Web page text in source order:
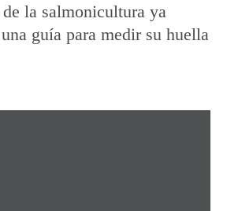
de la salmonicultura ya
guía para medir su huella